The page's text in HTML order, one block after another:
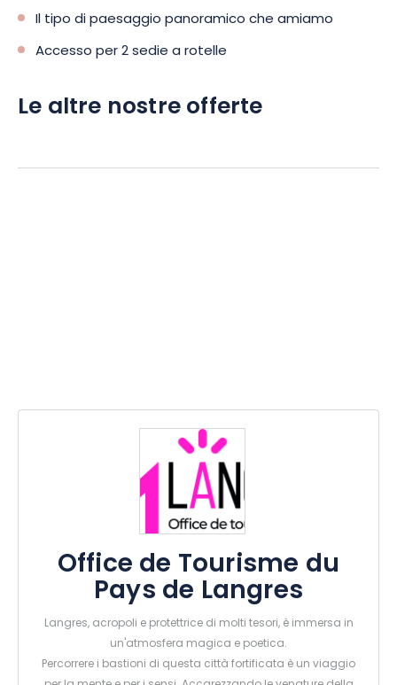
Il tipo di paesaggio panoramico che amiamo
Accesso per 2 sedie a rotelle
Le altre nostre offerte
Office de Tourisme du
Pays de Langres
Langres, acropoli e protettrice di molti tesori, è immersa in
un'atmosfera magica e poetica.
Percorrere i bastioni di questa città fortificata è un viaggio